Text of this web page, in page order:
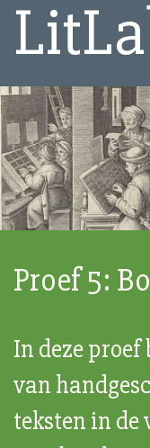
Direct
naar
het
inhoud
Proef 5:
In deze proef
van
teksten in de